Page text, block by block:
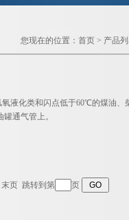
您现在的位置： 首页 > 产品
液化类和闪点低于60℃的煤油、
通气管上。
页 跳转到第 页